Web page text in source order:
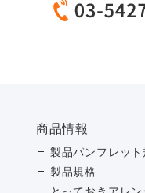
商品情報
製品パンフレット
製品規格